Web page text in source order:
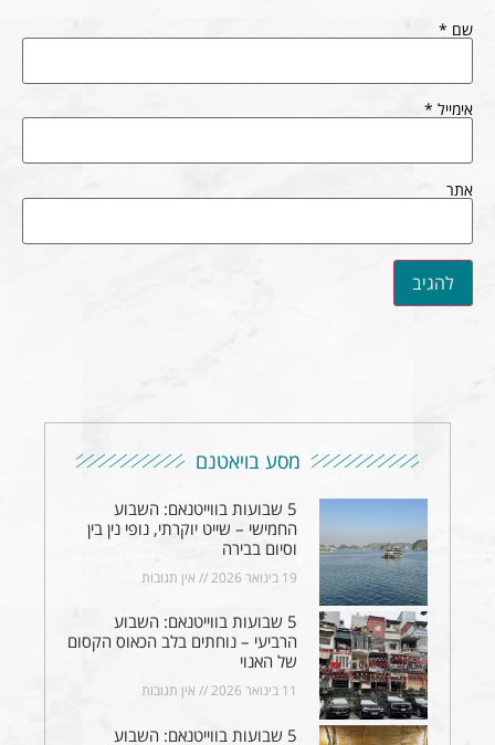
שם *
אימייל *
אתר
מסע בויאטנם
5 שבועות בווייטנאם: השבוע
החמישי – שייט יוקרתי, נופי נין בין
וסיום בבירה
19 בינואר 2026 אין תגובות
5 שבועות בווייטנאם: השבוע
הרביעי – נוחתים בלב הכאוס הקסום
של האנוי
11 בינואר 2026 אין תגובות
5 שבועות בווייטנאם: השבוע